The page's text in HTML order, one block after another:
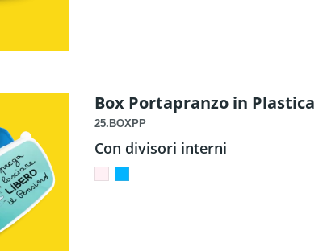
Box Portapranzo in Plastica
25.BOXPP
Con divisori interni